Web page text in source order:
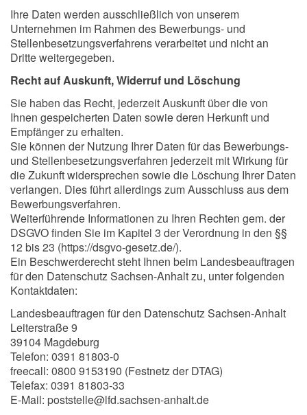
Ihre Daten werden ausschließlich von unserem
Unternehmen im Rahmen des Bewerbungs- und
Stellenbesetzungsverfahrens verarbeitet und nicht an
Dritte weitergegeben.
Recht auf Auskunft, Widerruf und Löschung
Sie haben das Recht, jederzeit Auskunft über die von
Ihnen gespeicherten Daten sowie deren Herkunft und
Empfänger zu erhalten.
Sie können der Nutzung Ihrer Daten für das Bewerbungs-
und Stellenbesetzungsverfahren jederzeit mit Wirkung für
die Zukunft widersprechen sowie die Löschung Ihrer Daten
verlangen. Dies führt allerdings zum Ausschluss aus dem
Bewerbungsverfahren.
Weiterführende Informationen zu Ihren Rechten gem. der
DSGVO finden Sie im Kapitel 3 der Verordnung in den §§
12 bis 23 (https://dsgvo-gesetz.de/).
Ein Beschwerderecht steht Ihnen beim Landesbeauftragen
für den Datenschutz Sachsen-Anhalt zu, unter folgenden
Kontaktdaten:
Landesbeauftragen für den Datenschutz Sachsen-Anhalt
Leiterstraße 9
39104 Magdeburg
Telefon: 0391 81803-0
freecall: 0800 9153190 (Festnetz der DTAG)
Telefax: 0391 81803-33
E-Mail: poststelle@lfd.sachsen-anhalt.de